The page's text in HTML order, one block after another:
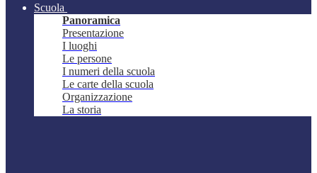
Scuola
Panoramica
Presentazione
I luoghi
Le persone
I numeri della scuola
Le carte della scuola
Organizzazione
La storia